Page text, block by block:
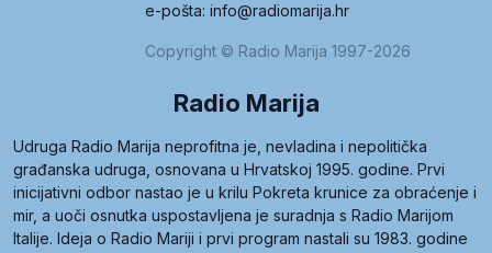
e-pošta: info@radiomarija.hr
Copyright © Radio Marija 1997-2026
Radio Marija
Udruga Radio Marija neprofitna je, nevladina i nepolitička
građanska udruga, osnovana u Hrvatskoj 1995. godine. Prvi
inicijativni odbor nastao je u krilu Pokreta krunice za obraćenje i
mir, a uoči osnutka uspostavljena je suradnja s Radio Marijom
Italije. Ideja o Radio Mariji i prvi program nastali su 1983. godine